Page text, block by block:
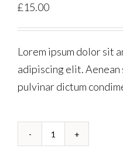
£15.00
Lorem ipsum dolor sit
adipiscing elit.
pulvinar dictum
quantité